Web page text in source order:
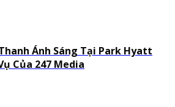
Ánh Sáng Tại Park Hyatt
Của 247 Media